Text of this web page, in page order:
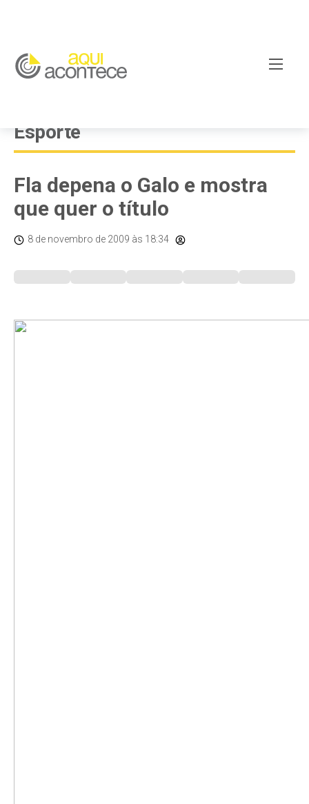
Esporte
Fla depena o Galo e mostra
que quer o título
8 de novembro de 2009 às 18:34